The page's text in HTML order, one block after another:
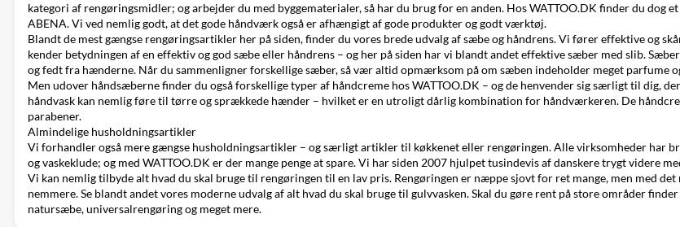
kategori af rengøringsmidler; og arbejder du med byggematerialer, så har du brug for en anden. Hos WATTOO.DK finder du dog
ABENA. Vi ved nemlig godt, at det gode håndværk også er afhængigt af gode produkter oggodt værktøj.
Blandt de mest gængse rengøringsartikler her på siden, finder du vores brede udvalg afsæbe og håndrens. Vi fører effektive og
kender betydningen af en effektiv og god sæbe eller håndrens – og her på siden har vi blandt andet effektive sæber med slib.
og fedt fra hænderne. Når du sammenligner forskellige sæber, så vær altid opmærksom på om sæben indeholder meget parfume
Men udover håndsæberne finder du ogsåforskellige typer af håndcreme hos WATTOO.DK – og de henvender sig særligt til dig,
håndvask kan nemlig føre til tørre og sprækkede hænder – hvilket er en utroligt dårlig kombination for håndværkeren. De
parabener.
Almindelige husholdningsartikler
Vi forhandler også mere gængse husholdningsartikler – og særligt artikler til køkkenet eller rengøringen. Alle virksomheder har
ogvaskeklude; og med WATTOO.DK er der mange penge at spare. Vi har siden 2007 hjulpet tusindevis af danskere trygt videre
Vi kan nemlig tilbyde alt hvad du skal bruge til rengøringen til en lav pris. Rengøringen er næppe sjovt for ret mange, men med
nemmere. Se blandt andet vores moderne udvalg af alt hvad du skal bruge til gulvvasken. Skal du gøre rent på store områder
natursæbe, universalrengøring og meget mere.